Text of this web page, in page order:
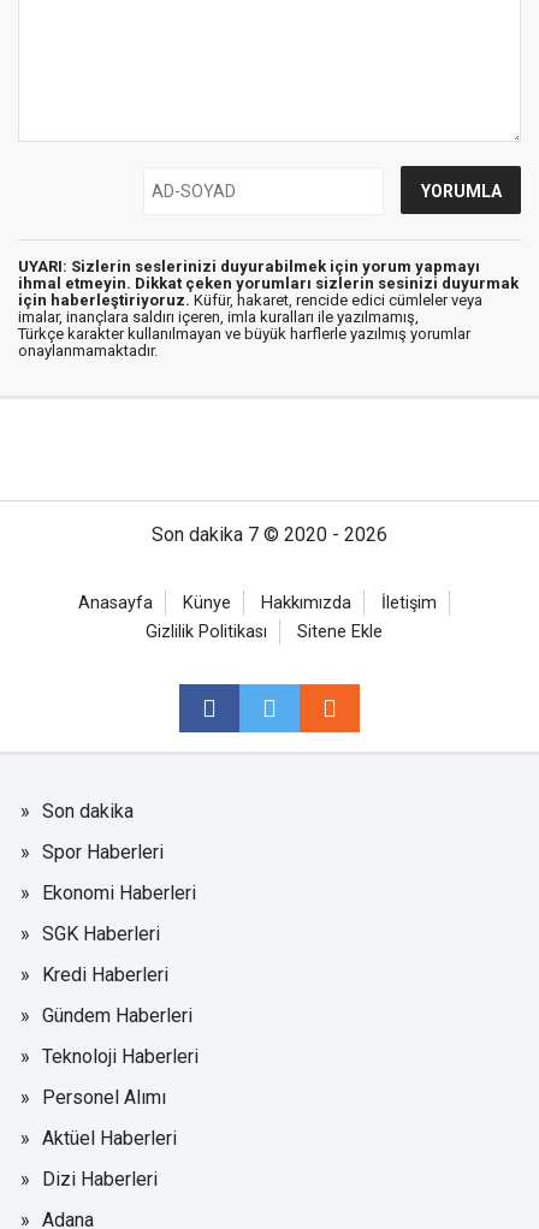
UYARI: Sizlerin seslerinizi duyurabilmek için yorum yapmayı
ihmal etmeyin. Dikkat çeken yorumları sizlerin sesinizi duyurmak
için haberleştiriyoruz. Küfür, hakaret, rencide edici cümleler veya
imalar, inançlara saldırı içeren, imla kuralları ile yazılmamış,
Türkçe karakter kullanılmayan ve büyük harflerle yazılmış yorumlar
onaylanmamaktadır.
Son dakika 7 © 2020 - 2026
Anasayfa Künye Hakkımızda
İletişim
Gizlilik Politikası
Sitene Ekle
Son dakika
Spor Haberleri
Ekonomi Haberleri
SGK Haberleri
Kredi Haberleri
Gündem Haberleri
Teknoloji Haberleri
Personel Alımı
Aktüel Haberleri
Dizi Haberleri
Adana